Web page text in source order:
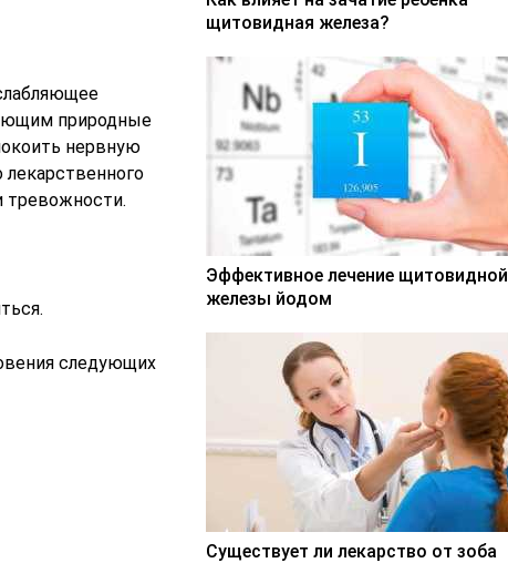
природные
нервную
лекарственного
тревожности.
следующих
щитовидная железа?
Эффективное лечение щитовидной
железы йодом
Существует ли лекарство от зоба